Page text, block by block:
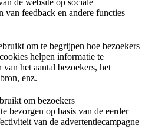
van feedback en andere functies
om te begrijpen hoe bezoekers
helpen informatie te
het aantal bezoekers, het
enz.
om bezoekers
bezorgen op basis van de eerder
van de advertentiecampagne